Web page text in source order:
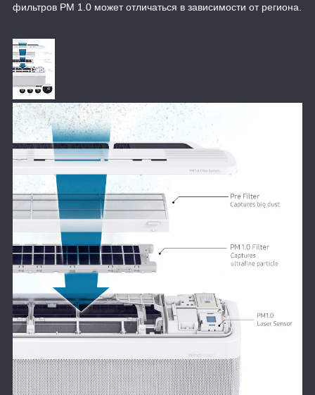
фильтров PM 1.0 может отличаться в зависимости от региона.